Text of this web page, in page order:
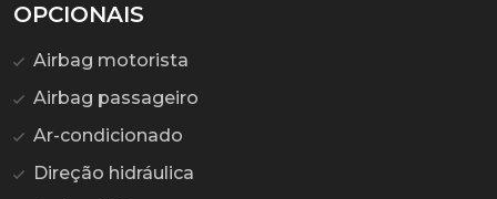
OPCIONAIS
Airbag motorista
Airbag passageiro
Ar-condicionado
Direção hidráulica